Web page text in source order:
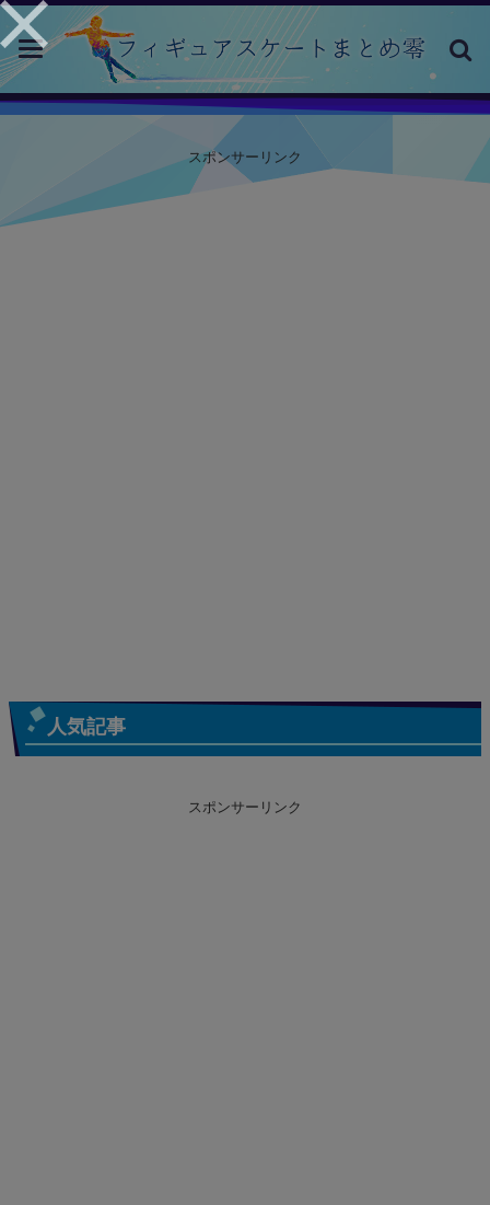
toggle
navigation
スポンサーリンク
人気記事
スポンサーリンク